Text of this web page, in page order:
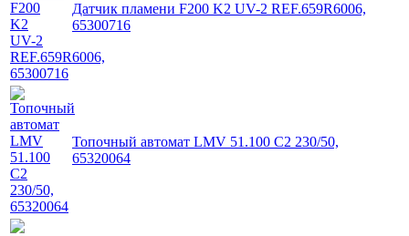
Датчик пламени F200 K2 UV-2 REF.659R6006,
65300716
Топочный автомат LMV 51.100 C2 230/50,
65320064